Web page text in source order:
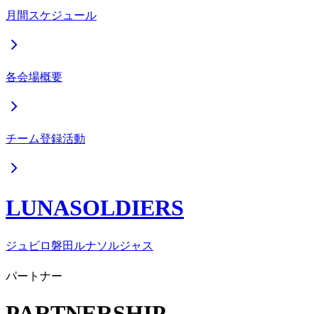
月間スケジュール
各会場概要
チーム登録活動
LUNASOLDIERS
ジュビロ磐田ルナソルジャス
パートナー